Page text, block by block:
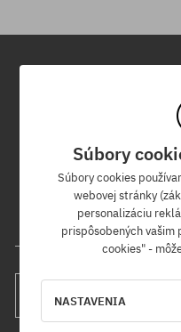
Prihláste sa na odber
nových
Navyše získaš
Tvoja e-mailová adresa
Súbory
Súbory cookies
webovej stránky
personalizáciu
prispôsobených vašim
cookies" -
NASTAVENIA